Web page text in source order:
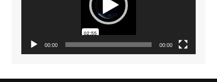
00:00 00:00